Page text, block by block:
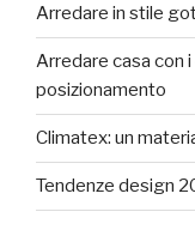
Arredare in stile
Arredare casa con
posizionamento
Climatex: un
Tendenze design